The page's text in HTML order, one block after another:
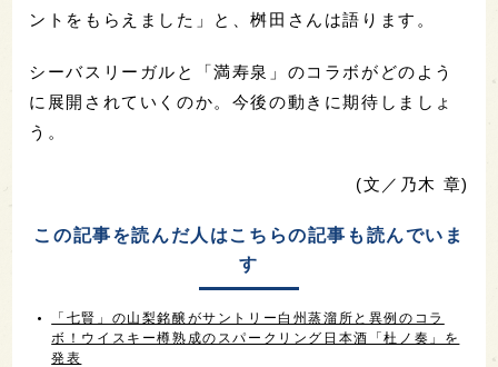
ントをもらえました」と、桝田さんは語ります。
シーバスリーガルと「満寿泉」のコラボがどのよう
に展開されていくのか。今後の動きに期待しましょ
う。
(文／乃木 章)
この記事を読んだ人はこちらの記事も読んでいま
す
「七賢」の山梨銘醸がサントリー白州蒸溜所と異例のコラ
ボ！ウイスキー樽熟成のスパークリング日本酒「杜ノ奏」を
発表